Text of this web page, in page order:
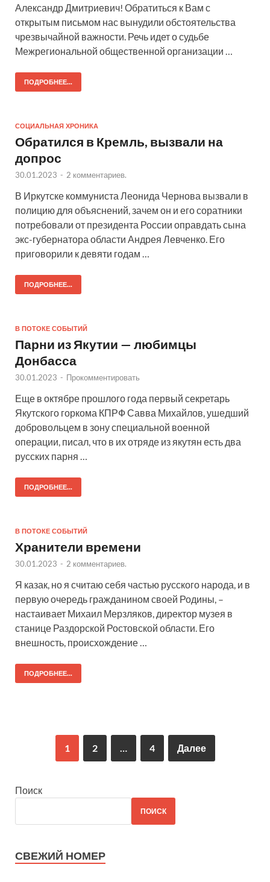
Александр Дмитриевич! Обратиться к Вам с
открытым письмом нас вынудили обстоятельства
чрезвычайной важности. Речь идет о судьбе
Межрегиональной общественной организации …
ПОДРОБНЕЕ...
СОЦИАЛЬНАЯ ХРОНИКА
Обратился в Кремль, вызвали на
допрос
30.01.2023 - 2 комментариев.
В Иркутске коммуниста Леонида Чернова вызвали в
полицию для объяснений, зачем он и его соратники
потребовали от президента России оправдать сына
экс-губернатора области Андрея Левченко. Его
приговорили к девяти годам …
ПОДРОБНЕЕ...
В ПОТОКЕ СОБЫТИЙ
Парни из Якутии — любимцы
Донбасса
30.01.2023 - Прокомментировать
Еще в октябре прошлого года первый секретарь
Якутского горкома КПРФ Савва Михайлов, ушедший
добровольцем в зону специальной военной
операции, писал, что в их отряде из якутян есть два
русских парня …
ПОДРОБНЕЕ...
В ПОТОКЕ СОБЫТИЙ
Хранители времени
30.01.2023 - 2 комментариев.
Я казак, но я считаю себя частью русского народа, и в
первую очередь гражданином своей Родины, –
настаивает Михаил Мерзляков, директор музея в
станице Раздорской Ростовской области. Его
внешность, происхождение …
ПОДРОБНЕЕ...
1 2 … 4 Далее
Поиск
ПОИСК
СВЕЖИЙ НОМЕР